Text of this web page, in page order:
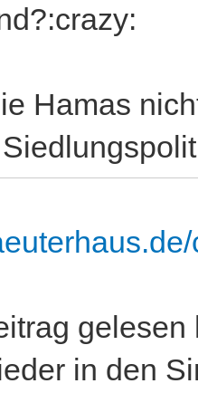
Hamas
in den